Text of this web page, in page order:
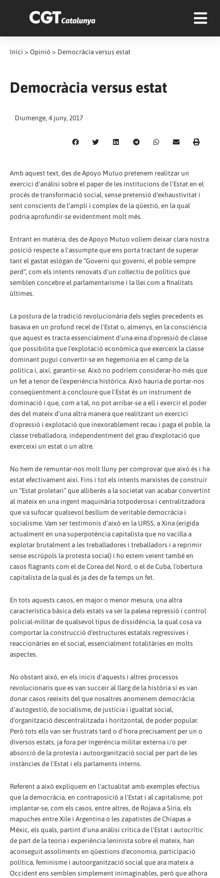
Inici > Opinió > Democràcia versus estat
Democràcia versus estat
Diumenge, 4 juny, 2017
Amb aquest text, des de Apoyo Mutuo pretenem realitzar un
exercici d'anàlisi sobre el paper de les institucions de l'Estat en el
procés de transformació social, sense pretensió d'exhaustivitat i
sent conscients de l'ampli i complex de la qüestió, en la qual
podria aprofundir-se evidentment molt més.
Entrant en matèria, des de Apoyo Mutuo volíem deixar clara nostra
posició respecte a l'assumpte que ens porta tractant de superar
tant el gastat eslògan de “Governi qui governi, el poble sempre
perd”, com els intents renovats d'un col·lectiu de polítics que
semblen concebre el parlamentarisme i la llei com a finalitats
últimes.
La postura de la tradició revolucionària dels segles precedents es
basava en un profund recel de l'Estat o, almenys, en la consciència
que aquest es tracta essencialment d'una eina d'opressió de classe
que possibilita que l'explotació econòmica que exerceix la classe
dominant pugui convertir-se en hegemonia en el camp de la
política i, així, garantir-se. Això no podríem considerar-ho més que
un fet a tenor de l'experiència històrica. Això hauria de portar-nos
conseqüentment a concloure que l'Estat és un instrument de
dominació i que, com a tal, no pot arribar-se a ell i exercir el poder
des del mateix d'una altra manera que realitzant un exercici
d'opressió i explotació que inexorablement recau i paga el poble, la
classe treballadora, independentment del grau d'explotació que
exerceixi un estat o un altre.
No hem de remuntar-nos molt lluny per comprovar que això és i ha
estat efectivament així. Fins i tot els intents marxistes de construir
un “Estat proletari” que alliberés a la societat van acabar convertint
al mateix en una ingent maquinària totpoderosa i centralitzadora
que va sufocar qualsevol besllum de veritable democràcia i
socialisme. Vam ser testimonis d'això en la URSS, a Xina (erigida
actualment en una superpotència capitalista que no vacil·la a
explotar brutalment a les treballadores i treballadors i a reprimir
sense escrúpols la protesta social) i ho estem veient també en
casos flagrants com el de Corea del Nord, o el de Cuba, l'obertura
capitalista de la qual és ja des de fa temps un fet.
En tots aquests casos, en major o menor mesura, una altra
característica bàsica dels estats va ser la palesa repressió i control
policial-militar de qualsevol tipus de dissidència, la qual cosa va
comportar la construcció d'estructures estatals regressives i
reaccionàries en el social, essencialment totalitàries en molts
aspectes.
No obstant això, en els inicis d'aquests i altres processos
revolucionaris que es van succeir al llarg de la història sí es van
donar casos reeixits del que nosaltres anomenem democràcia:
d'autogestió, de socialisme, de justícia i igualtat social,
d'organització descentralitzada i horitzontal, de poder popular.
Però tots ells van ser frustrats tard o d'hora precisament per un o
diversos estats, ja fora per ingerència militar externa i/o per
absorció de la protesta i autoorganització social per part de les
instàncies de l'Estat i els parlaments interns.
Referent a això expliquem en l'actualitat amb exemples efectius
que la democràcia, en contraposició a l'Estat i al capitalisme, pot
implantar-se, com els casos, entre altres, de Rojava a Síria, els
mapuches entre Xile i Argentina o les zapatistes de Chiapas a
Mèxic, els quals, partint d'una anàlisi crítica de l'Estat i autocrític
de part de la teoria i experiència leninista sobre el mateix, han
aconseguit assoliments en qüestions d'economia, participació
política, feminisme i autoorganització social que ara mateix a
Occident ens semblen simplement inimaginables, però que alhora